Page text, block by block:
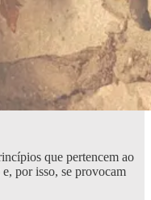
que pertencem ao
por isso, se provocam